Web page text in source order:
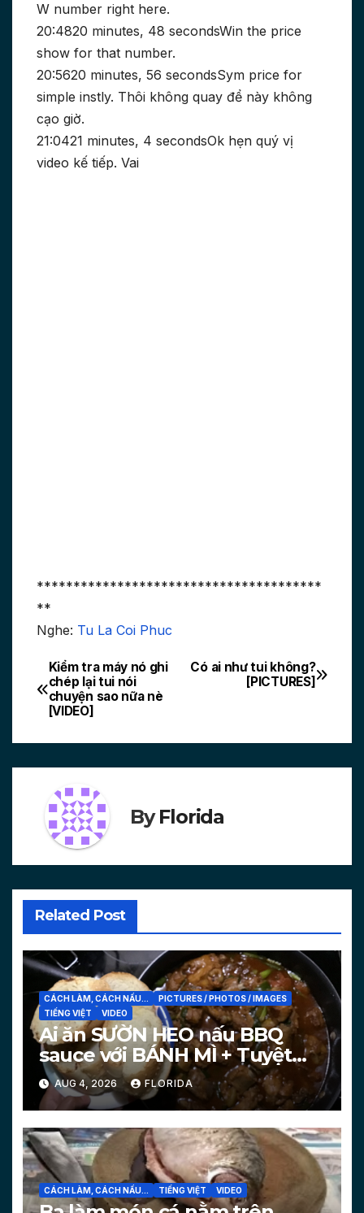
W number right here.
20:4820 minutes, 48 secondsWin the price
show for that number.
20:5620 minutes, 56 secondsSym price for
simple instly. Thôi không quay để này không
cạo giờ.
21:0421 minutes, 4 secondsOk hẹn quý vị
video kế tiếp. Vai
***************************************
**
Nghe: Tu La Coi Phuc
Post
navigation
Có ai như tui không?
[PICTURES]
Kiểm tra máy nó ghi
chép lại tui nói
chuyện sao nữa nè
[VIDEO]
ByFlorida
Related Post
CÁCH LÀM, CÁCH NẤU...
PICTURES / PHOTOS / IMAGES
TIẾNG VIỆT
VIDEO
Ai ăn SƯỜN HEO nấu BBQ
sauce với BÁNH MÌ + Tuyệt
chiêu làm bánh mì nóng
[PICTURES, VIDEO]
AUG 4, 2026 FLORIDA
CÁCH LÀM, CÁCH NẤU... TIẾNG VIỆT VIDEO